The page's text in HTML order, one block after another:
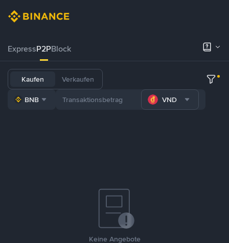
ExpressP2PBlock
Kaufen Verkaufen
BNB VND
Keine Angebote